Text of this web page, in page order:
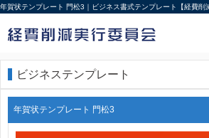
年賀状テンプレート 門松3｜ビジネス書式テンプレート【経費削
ビジネステンプレート
年賀状テンプレート 門松3